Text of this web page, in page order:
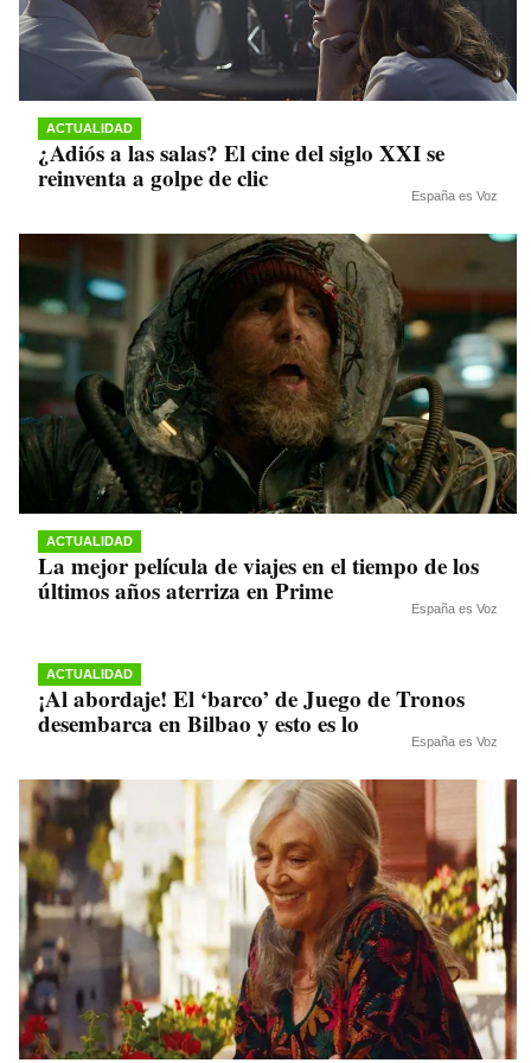
ACTUALIDAD
¿Adiós a las salas? El cine del siglo XXI se
reinventa a golpe de clic
España es Voz
ACTUALIDAD
La mejor película de viajes en el tiempo de los
últimos años aterriza en Prime
España es Voz
ACTUALIDAD
¡Al abordaje! El ‘barco’ de Juego de Tronos
desembarca en Bilbao y esto es lo
España es Voz